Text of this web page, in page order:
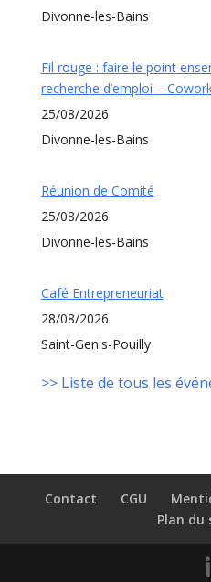
Divonne-les-Bains
Fil rouge : faire le point
recherche d’emploi –
25/08/2026
Divonne-les-Bains
Réunion de Comité
25/08/2026
Divonne-les-Bains
Café Entrepreneuriat
28/08/2026
Saint-Genis-Pouilly
>> Liste de tous les
Contact CGU
Plan du